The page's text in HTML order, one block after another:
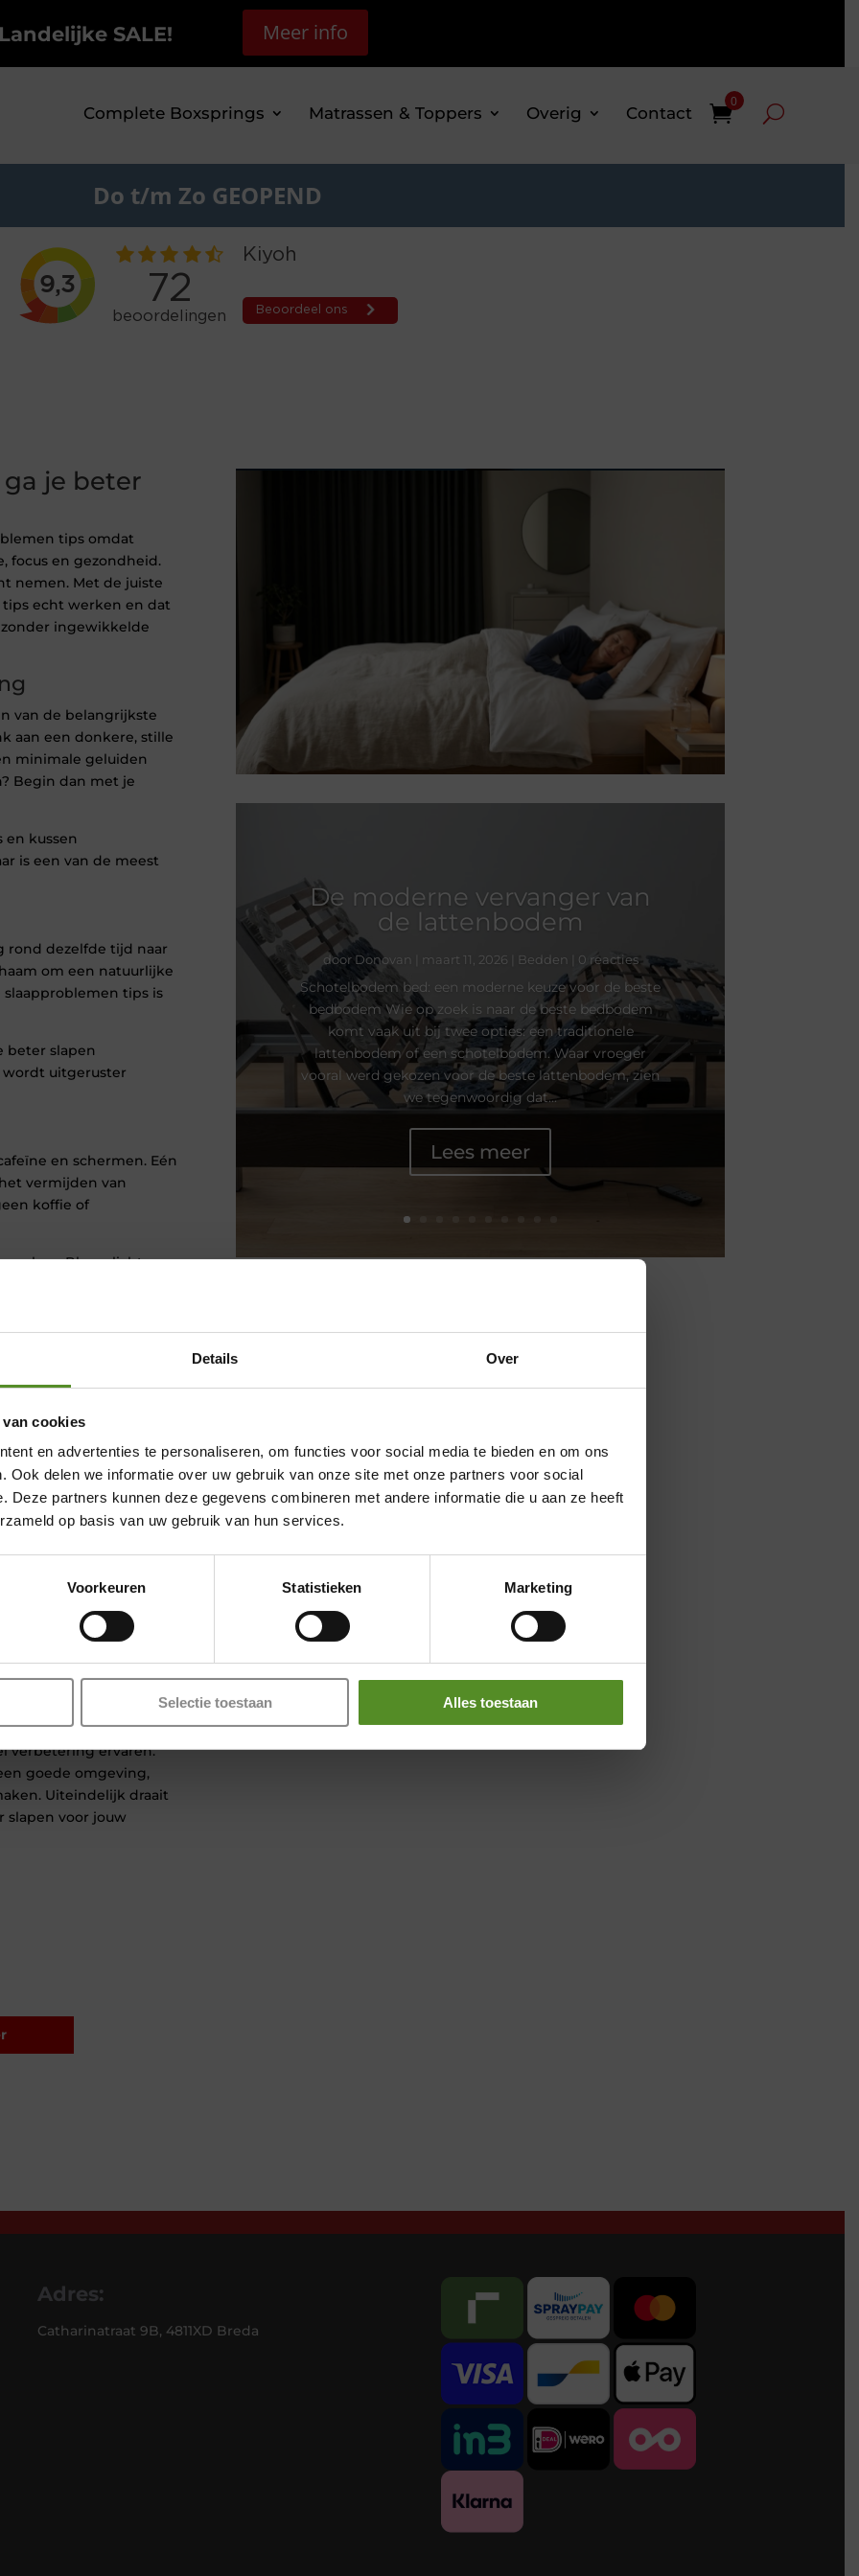
Details Over
cookies
en advertenties te personaliseren, om functies voor social media te bieden en om ons
Ook delen we informatie over uw gebruik van onze site met onze partners voor social
Deze partners kunnen deze gegevens combineren met andere informatie die u aan ze heeft
op basis van uw gebruik van hun services.
Voorkeuren Statistieken Marketing
Selectie toestaan Alles toestaan
Landelijke SALE! Meer info
Complete Boxsprings Matrassen & Toppers Overig Contact
0
Do t/m Zo GEOPEND
je beter
tips omdat
focus en gezondheid.
nemen. Met de juiste
echt werken en dat
ingewikkelde
van de belangrijkste
aan een donkere, stille
minimale geluiden
Begin dan met je
en kussen
is een van de meest
rond dezelfde tijd naar
om een natuurlijke
tips is
beter slapen
wordt uitgeruster
en schermen. Eén
vermijden van
koffie of
Blauw licht
beter slapen werkt?
verschil. Denk aan
Deze
naar rust.
deze beter slapen
merk je sneller
nacht. Vermijd zware
Dit zijn praktische
te raken. Zo
extra hulpmiddelen.
groot
verbetering ervaren.
goede omgeving,
Uiteindelijk draait
slapen voor jouw
De moderne vervanger van
de lattenbodem
door Donovan maart 11, 2026 Bedden | 0 reacties
Schotelbodem bed: een moderne keuze voor de beste
bedbodem Wie op zoek is naar de beste bedbodem
komt vaak uit bij twee opties: een traditionele
lattenbodem of een schotelbodem. Waar vroeger
vooral werd gekozen voor de beste lattenbodem, zien
we tegenwoordig dat...
Lees meer
Adres:
Catharinatraat 9B, 4811XD Breda
Donderdag 12:00 – 17:00
Vrijdag 12:00 – 17:00
Zaterdag 12:00 – 17:00
Zondag 12:00 – 17:00
×